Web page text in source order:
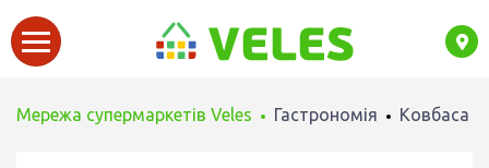
Мережа супермаркетів Veles Гастрономія Ковбаса